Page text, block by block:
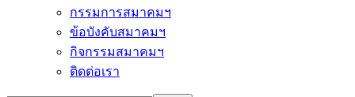
กรรมการสมาคมฯ
ข้อบังคับสมาคมฯ
กิจกรรมสมาคมฯ
ติดต่อเรา